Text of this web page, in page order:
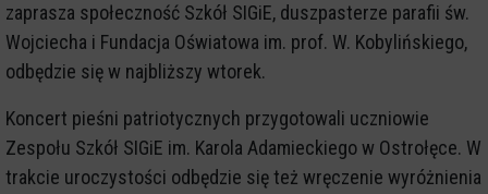
zaprasza społeczność Szkół SIGiE, duszpasterze parafii św.
Wojciecha i Fundacja Oświatowa im. prof. W. Kobylińskiego,
odbędzie się w najbliższy wtorek.
Koncert pieśni patriotycznych przygotowali uczniowie
Zespołu Szkół SIGiE im. Karola Adamieckiego w Ostrołęce. W
trakcie uroczystości odbędzie się też wręczenie wyróżnienia